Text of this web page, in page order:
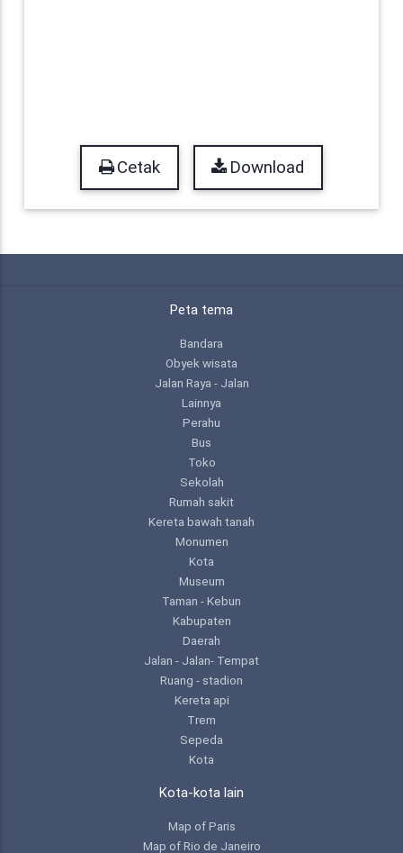
Cetak Download
Peta tema
Bandara
Obyek wisata
Jalan Raya - Jalan
Lainnya
Perahu
Bus
Toko
Sekolah
Rumah sakit
Kereta bawah tanah
Monumen
Kota
Museum
Taman - Kebun
Kabupaten
Daerah
Jalan - Jalan- Tempat
Ruang - stadion
Kereta api
Trem
Sepeda
Kota
Kota-kota lain
Map of Paris
Map of Rio de Janeiro